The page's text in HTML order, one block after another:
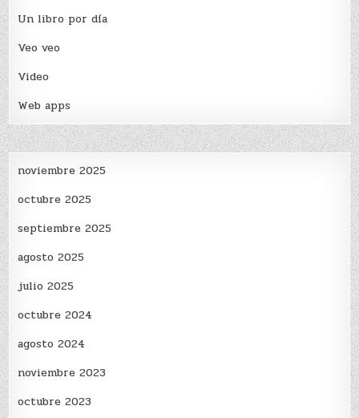
Un libro por día
Veo veo
Video
Web apps
noviembre 2025
octubre 2025
septiembre 2025
agosto 2025
julio 2025
octubre 2024
agosto 2024
noviembre 2023
octubre 2023